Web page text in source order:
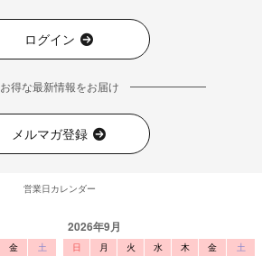
ログイン
お得な最新情報をお届け
メルマガ登録
営業日カレンダー
金
土
2026年9月
日 月 火 水 木 金
土